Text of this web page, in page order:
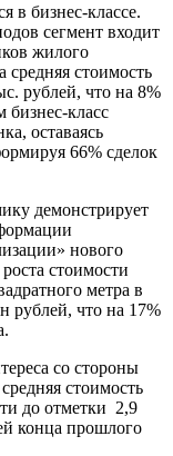
в бизнес-классе.
сегмент входит
жилого
средняя стоимость
рублей, что на 8%
бизнес-класс
оставаясь
66% сделок
демонстрирует
нового
стоимости
метра в
рублей, что на 17%
со стороны
стоимость
до отметки 2,9
конца прошлого